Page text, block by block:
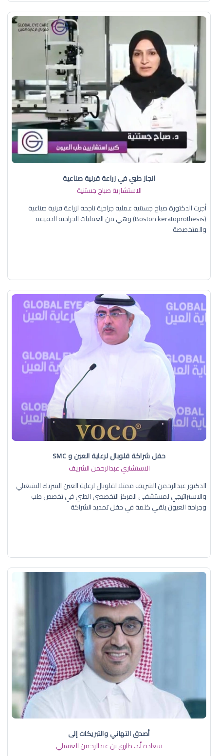
انجاز طبي في زراعة قرنية صناعية
الاستشارية صباح جستنية
أجرت الدكتورة صباح جستنية عملية جراحية ناجحة لزراعة قرنية صناعية
(Boston keratoprothesis) وهي من العمليات الجراحية الدقيقة
والمتخصصة
حفل شراكة قلوبال لرعاية العين و SMC
الاستشاري عبدالرحمن الشريف
الدكتور عبدالرحمن الشريف ممثلا لقلوبال لرعاية العين الشريك التشغيلي
والاستراتيجي لمستشفى المركز التخصصي الطبي في تخصص طب
وجراحة العيون يلقي كلمة في حفل تمديد الشراكة
أصدق التهاني والتبريكات إلى
سعادة أ.د. ​طارق بن عبدالرحمن العسبلي